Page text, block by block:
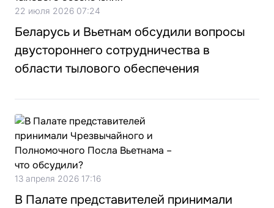
22 июля 2026 07:24
Беларусь и Вьетнам обсудили вопросы
двустороннего сотрудничества в
области тылового обеспечения
13 апреля 2026 17:16
В Палате представителей принимали